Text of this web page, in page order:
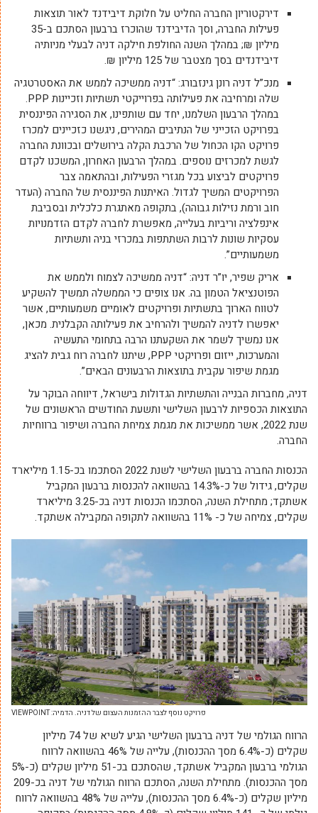
דירקטוריון החברה החליט על חלוקת דיבידנד לאור תוצאות
פעילות החברה, וסך הדיבידנד שהוכרז ברבעון הסתכם ב-35
מיליון ₪; במהלך השנה החולפת חילקה דניה לבעלי מניותיה
דיבידנדים בסך מצטבר של 125 מיליון ₪.
מנכ”ל דניה רונן גינזבורג: “דניה ממשיכה לממש את האסטרטגיה
שלה ומרחיבה את פעילותה בפרוייקטי תשתיות וזכיינות PPP.
במהלך הרבעון השלמנו, יחד עם שותפינו, את הסגירה הפיננסית
בפרויקט הזכייני של הנתיבים המהירים, ניגשנו כזכיינים למכרז
פרויקט הקו הכחול של הרכבת הקלה בירושלים ובכוונת החברה
לגשת למכרזים נוספים. במהלך הרבעון האחרון, המשכנו לקדם
פרויקטים לביצוע בכל מגזרי הפעילות, ובהתאמה צבר
הפרויקטים המשיך לגדול. האיתנות הפיננסית של החברה (העדר
חוב ורמת נזילות גבוהה), בתקופה מאתגרת כלכלית ובסביבת
אינפלציה וריביות בעלייה, מאפשרת לחברה לקדם הזדמנויות
עסקיות שונות לרבות השתתפות במכרזי בניה ותשתיות
משמעותיים”.
אריק שפיר, יו”ר דניה: “דניה ממשיכה לצמוח ולממש את
הפוטנציאל הטמון בה. אנו צופים כי הממשלה תמשיך להשקיע
לטווח הארוך בתשתיות ופרויקטים לאומיים משמעותיים, אשר
יאפשרו לדניה להמשיך ולהרחיב את פעילותה הקבלנית. מכאן,
אנו נמשיך לשמר את השקעתנו הרבה בתחומי התעשיה
והמערכות, ייזום ופרויקטי PPP, שיתנו לחברה רוח גבית להציג
מגמת שיפור עקבית בתוצאות הרבעונים הבאים”.
דניה, מחברות הבנייה והתשתיות הגדולות בישראל, דיווחה הבוקר על
התוצאות הכספיות לרבעון השלישי ותשעת החודשים הראשונים של
שנת 2022, אשר ממשיכות את מגמת צמיחת החברה ושיפור ברווחיות
החברה.
הכנסות
החברה ברבעון השלישי לשנת 2022 הסתכמו בכ-1.15 מיליארד
שקלים, גידול של כ-14.3% בהשוואה להכנסות ברבעון המקביל
אשתקד; מתחילת השנה, הסתכמו הכנסות דניה בכ-3.25 מיליארד
שקלים, צמיחה של כ- 11% בהשוואה לתקופה המקבילה אשתקד.
פרויקט נוסף לצבר ההזמנות העצום של דניה. הדמיה: VIEWPOINT
הרווח הגולמי
של דניה ברבעון השלישי הגיע לשיא של 74 מיליון
שקלים (כ-6.4% מסך ההכנסות), עלייה של 46% בהשוואה לרווח
הגולמי ברבעון המקביל אשתקד, שהסתכם בכ-51 מיליון שקלים (כ-5%
מסך ההכנסות). מתחילת השנה, הסתכם הרווח הגולמי של דניה בכ-209
מיליון שקלים (כ-6.4% מסך ההכנסות), עלייה של 48% בהשוואה לרווח